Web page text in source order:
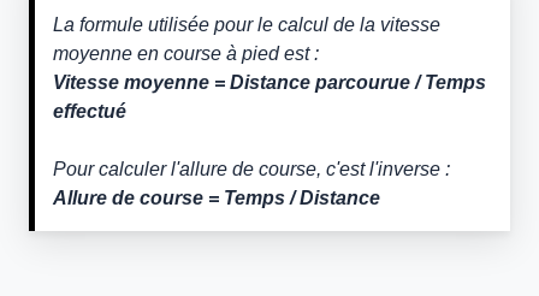
La formule utilisée pour le calcul de la vitesse
moyenne en course à pied est :
Vitesse moyenne = Distance parcourue / Temps
effectué
Pour calculer l'allure de course, c'est l'inverse :
Allure de course = Temps / Distance